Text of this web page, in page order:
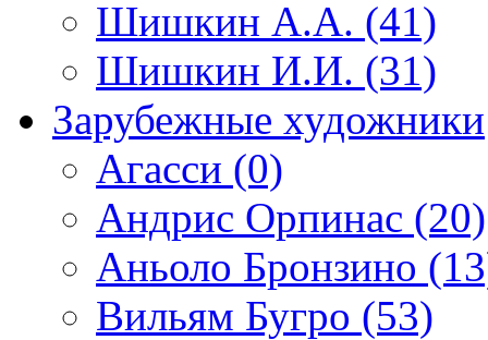
Шишкин А.А. (41)
Шишкин И.И. (31)
Зарубежные художники
Агасси (0)
Андрис Орпинас (20)
Аньоло Бронзино
Вильям Бугро (53)